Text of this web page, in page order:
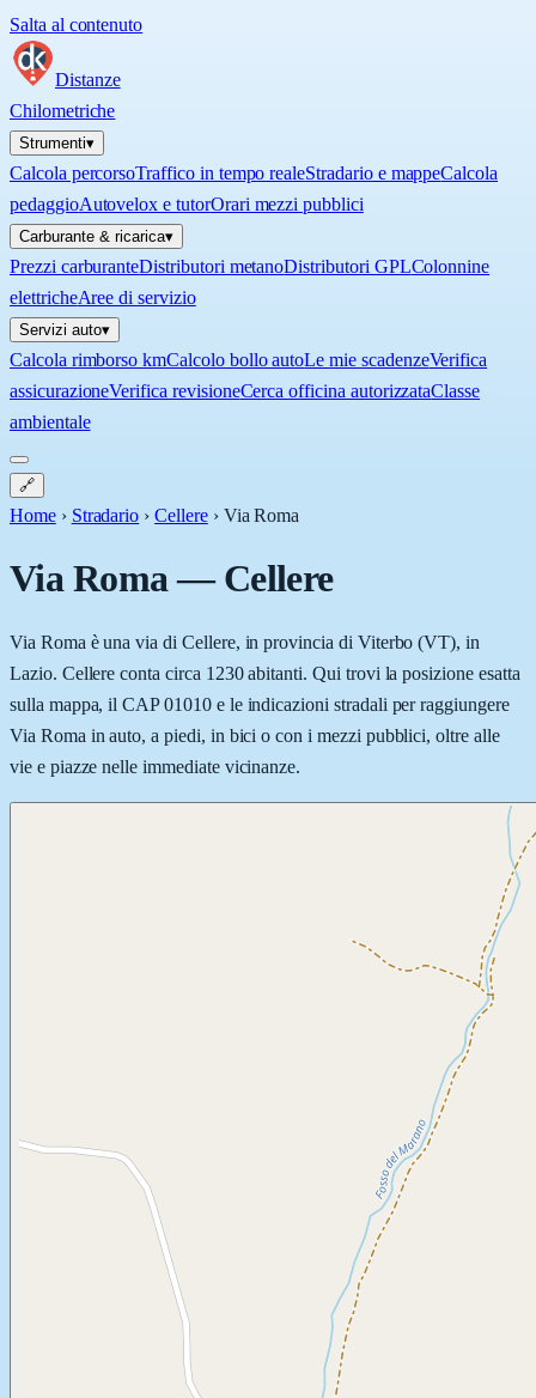
Salta al contenuto
Distanze
Chilometriche
Strumenti▾
Calcola percorsoTraffico in tempo realeStradario e mappeCalcola
pedaggioAutovelox e tutorOrari mezzi pubblici
Carburante & ricarica▾
Prezzi carburanteDistributori metanoDistributori GPLColonnine
elettricheAree di servizio
Servizi auto▾
Calcola rimborso kmCalcolo bollo autoLe mie scadenzeVerifica
assicurazioneVerifica revisioneCerca officina autorizzataClasse
ambientale
🔗
Home › Stradario › Cellere › Via Roma
Via Roma—Cellere
Via Roma è una via di Cellere, in provincia di Viterbo (VT), in
Lazio. Cellere conta circa 1230 abitanti. Qui trovi la posizione esatta
sulla mappa, il CAP 01010 e le indicazioni stradali per raggiungere
Via Roma in auto, a piedi, in bici o con i mezzi pubblici, oltre alle
vie e piazze nelle immediate vicinanze.